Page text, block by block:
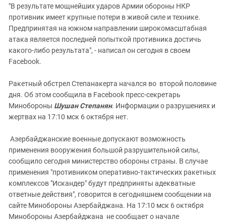
"В результате мощнейших ударов Армии обороны НКР
противник имеет крупные потери в живой силе и технике.
Предпринятая на южном направлении широкомасштабная
атака является последней попыткой противника достичь
какого-либо результата", - написал он сегодня в своем
Facebook.
Ракетный обстрел Степанакерта начался во второй половине
дня. Об этом сообщила в Facebook пресс-секретарь
Минобороны Шушан Степанян. Информации о разрушениях и
жертвах на 17:10 мск 6 октября нет.
Азербайджанские военные допускают возможность
применения вооружения большой разрушительной силы,
сообщило сегодня министерство обороны страны. В случае
применения "противником оперативно-тактических ракетных
комплексов "Искандер" будут предприняты адекватные
ответные действия", говорится в сегодняшнем сообщении на
сайте Минобороны Азербайджана. На 17:10 мск 6 октября
Минобороны Азербайджана не сообщает о начале